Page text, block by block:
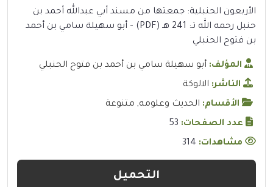
الأربعون الحنبلية: جمعتها من مسند أبي عبدالله أحمد بن
حنبل رحمه الله تـ: 241 هـ (PDF) – أبو سهيلة سامي بن أحمد
بن فتوح الحنبلي
المؤلف: أبو سهيلة سامي بن أحمد بن فتوح الحنبلي
الناشر: الالوكة
الأقسام: الحديث وعلومه, متنوعة
عدد الصفحات: 53
مشاهدات:
التحميل